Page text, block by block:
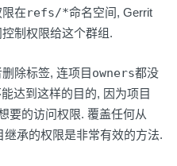
在refs/*命名空间, Gerrit
制权限给这个群组.
除标签, 连项目 owners都没
达到这样的目的, 因为项目
要的访问权限. 覆盖任何从
继承的权限是非常有效的方法.